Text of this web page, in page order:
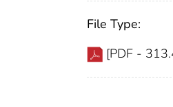
File Type:
[PDF -